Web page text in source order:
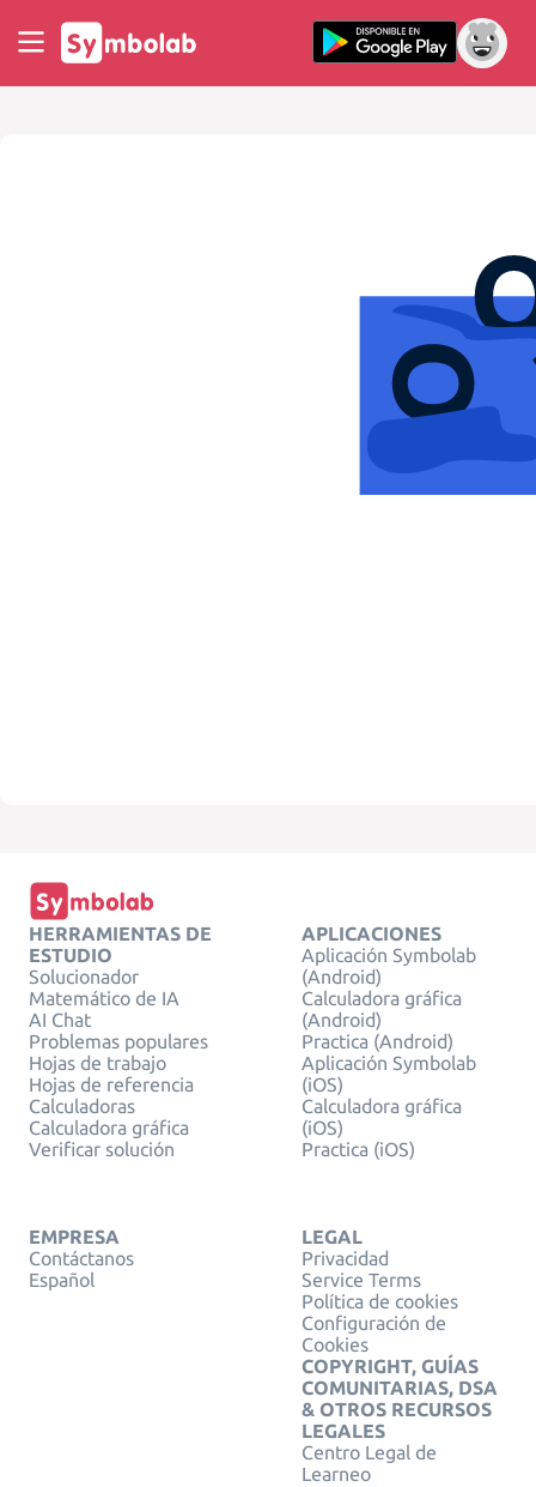
HERRAMIENTAS DE
ESTUDIO
Solucionador
Matemático de IA
AI Chat
Problemas populares
Hojas de trabajo
Hojas de referencia
Calculadoras
Calculadora gráfica
Verificar solución
APLICACIONES
Aplicación Symbolab
(Android)
Calculadora gráfica
(Android)
Practica (Android)
Aplicación Symbolab
(iOS)
Calculadora gráfica
(iOS)
Practica (iOS)
EMPRESA
Contáctanos
Español
LEGAL
Privacidad
Service Terms
Política de cookies
Configuración de
Cookies
COPYRIGHT, GUÍAS
COMUNITARIAS, DSA
& OTROS RECURSOS
LEGALES
Centro Legal de
Learneo